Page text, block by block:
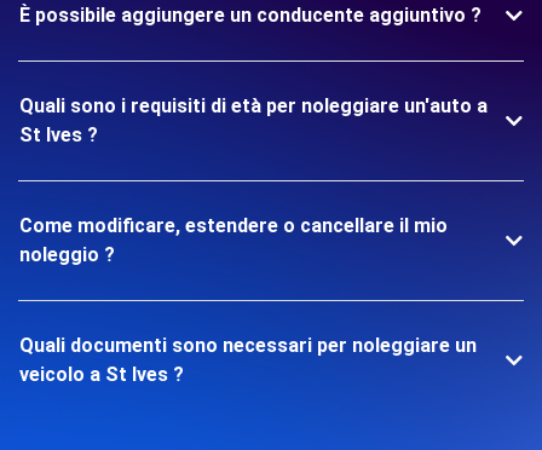
È possibile aggiungere un conducente aggiuntivo ?
Quali sono i requisiti di età per noleggiare un'auto a
St Ives ?
Come modificare, estendere o cancellare il mio
noleggio ?
Quali documenti sono necessari per noleggiare un
veicolo a St Ives ?